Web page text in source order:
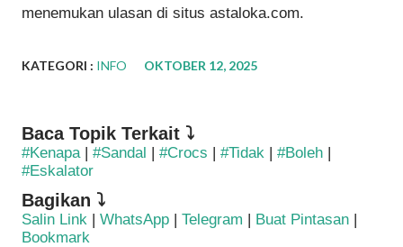
menemukan ulasan di situs astaloka.com.
KATEGORI : INFO OKTOBER 12, 2025
Baca Topik Terkait ⤵
#Kenapa| #Sandal | #Crocs | #Tidak | #Boleh |
#Eskalator
Bagikan ⤵
Salin Link | WhatsApp | Telegram | Buat Pintasan |
Bookmark